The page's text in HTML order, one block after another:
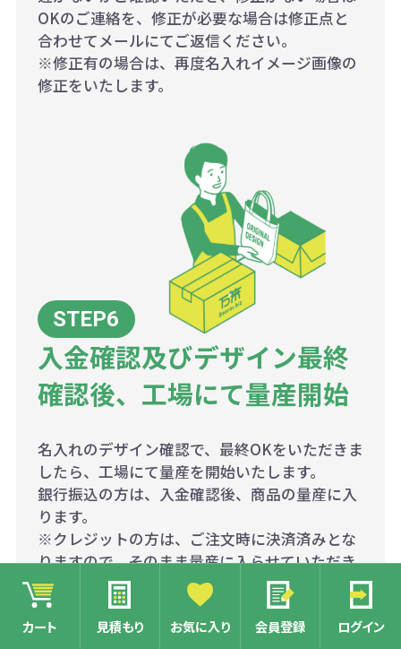
カート 見積もり お気に入り 会員登録 ログイン
OKのご連絡を、修正が必要な場合は修正点と
合わせてメールにてご返信ください。
※修正有の場合は、再度名入れイメージ画像の
修正をいたします。
入金確認及びデザイン最終
確認後、工場にて量産開始
名入れのデザイン確認で、最終OKをいただきま
したら、工場にて量産を開始いたします。
銀行振込の方は、入金確認後、商品の量産に入
ります。
※クレジットの方は、ご注文時に決済済みとな
りますので、そのまま量産に入らせていただき
ます。